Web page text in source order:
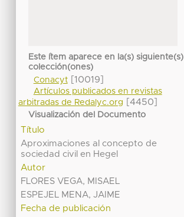
Este ítem aparece en la(s) siguiente(s)
colección(ones)
Conacyt[10019]
Artículos publicados en revistas
arbitradas de Redalyc.org
[4450]
Visualización del Documento
Título
Aproximaciones al concepto de
sociedad civil en Hegel
Autor
FLORES VEGA, MISAEL
ESPEJEL MENA, JAIME
Fecha de publicación